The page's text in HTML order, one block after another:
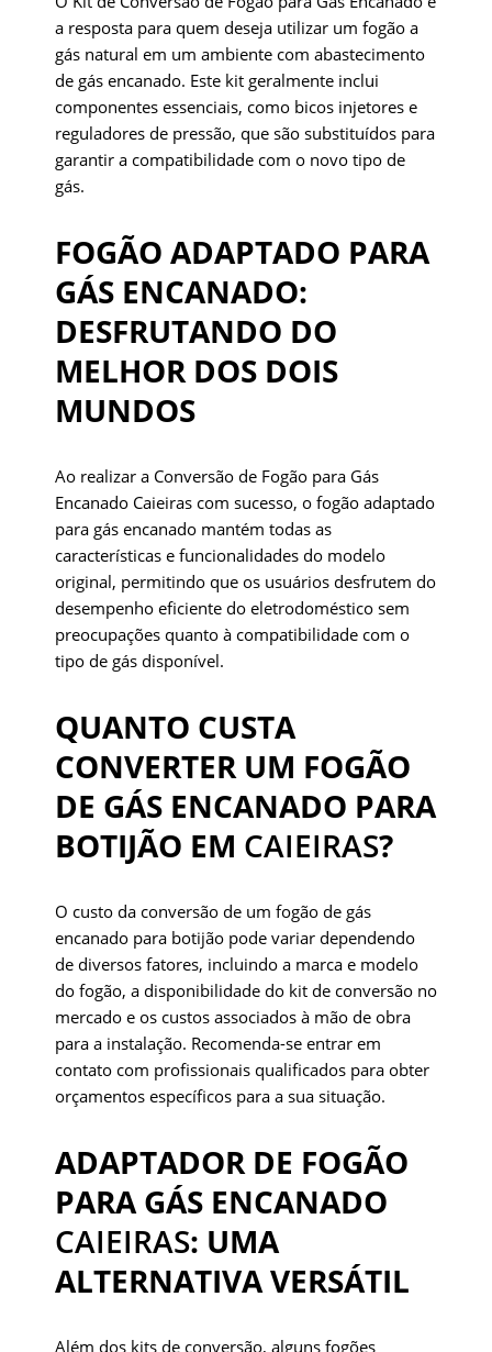
a resposta para quem deseja utilizar um fogão a
gás natural em um ambiente com abastecimento
de gás encanado. Este kit geralmente inclui
componentes essenciais, como bicos injetores e
reguladores de pressão, que são substituídos para
garantir a compatibilidade com o novo tipo de
gás.
FOGÃO ADAPTADO PARA
GÁS ENCANADO:
DESFRUTANDO DO
MELHOR DOS DOIS
MUNDOS
Ao realizar a Conversão de Fogão para Gás
Encanado Caieiras com sucesso, o fogão adaptado
para gás encanado mantém todas as
características e funcionalidades do modelo
original, permitindo que os usuários desfrutem do
desempenho eficiente do eletrodoméstico sem
preocupações quanto à compatibilidade com o
tipo de gás disponível.
QUANTO CUSTA
CONVERTER UM FOGÃO
DE GÁS ENCANADO PARA
BOTIJÃO EM CAIEIRAS?
O custo da conversão de um fogão de gás
encanado para botijão pode variar dependendo
de diversos fatores, incluindo a marca e modelo
do fogão, a disponibilidade do kit de conversão no
mercado e os custos associados à mão de obra
para a instalação. Recomenda-se entrar em
contato com profissionais qualificados para obter
orçamentos específicos para a sua situação.
ADAPTADOR DE FOGÃO
PARA GÁS ENCANADO
CAIEIRAS: UMA
ALTERNATIVA VERSÁTIL
Além dos kits de conversão, alguns fogões